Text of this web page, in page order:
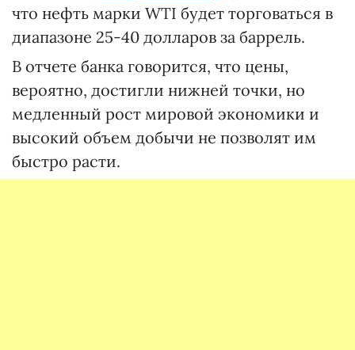
что нефть марки WTI будет торговаться в
диапазоне 25-40 долларов за баррель.
В отчете банка говорится, что цены,
вероятно, достигли нижней точки, но
медленный рост мировой экономики и
высокий объем добычи не позволят им
быстро расти.